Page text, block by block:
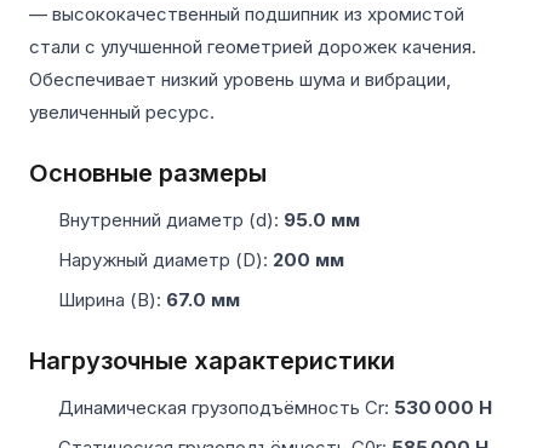
— высококачественный подшипник из хромистой
стали с улучшенной геометрией дорожек качения.
Обеспечивает низкий уровень шума и вибрации,
увеличенный ресурс.
Основные размеры
Внутренний диаметр (d): 95.0 мм
Наружный диаметр (D): 200 мм
Ширина (B): 67.0 мм
Нагрузочные характеристики
Динамическая грузоподъёмность Cr: 530 000 Н